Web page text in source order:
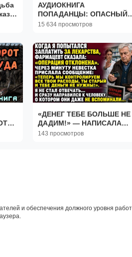
АУДИОКНИГА
ПОПАДАНЦЫ: ОПАСНЫЙ
ЧУЖАК
15 634 просмотров
«ДЕНЕГ ТЕБЕ БОЛЬШЕ НЕ
ДАДИМ!» — НАПИСАЛА
НЕВЕСТКА… НО ОНИ
143 просмотров
и обеспечения должного уровня